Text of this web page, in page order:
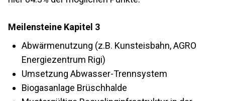
Meilensteine Kapitel 3
Abwärmenutzung (z.B. Kunsteisbahn, AGRO
Energiezentrum Rigi)
Umsetzung Abwasser-Trennsystem
Biogasanlage Brüschhalde